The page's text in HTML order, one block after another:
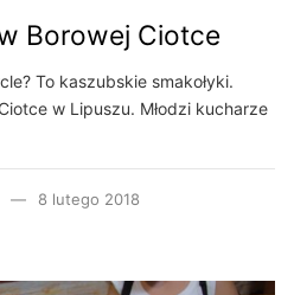
Borowej Ciotce
To kaszubskie smakołyki.
w Lipuszu. Młodzi kucharze
8 lutego 2018